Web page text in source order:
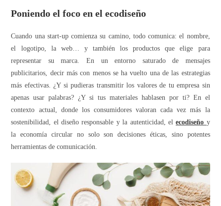
Poniendo el foco en el ecodiseño
Cuando una start-up comienza su camino, todo comunica: el nombre,
el logotipo, la web… y también los productos que elige para
representar su marca. En un entorno saturado de mensajes
publicitarios, decir más con menos se ha vuelto una de las estrategias
más efectivas. ¿Y si pudieras transmitir los valores de tu empresa sin
apenas usar palabras? ¿Y si tus materiales hablasen por ti? En el
contexto actual, donde los consumidores valoran cada vez más la
sostenibilidad, el diseño responsable y la autenticidad, elecodiseño y
la economía circular no solo son decisiones éticas, sino potentes
herramientas de comunicación.